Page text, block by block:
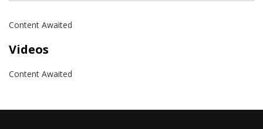
Content Awaited
Videos
Content Awaited